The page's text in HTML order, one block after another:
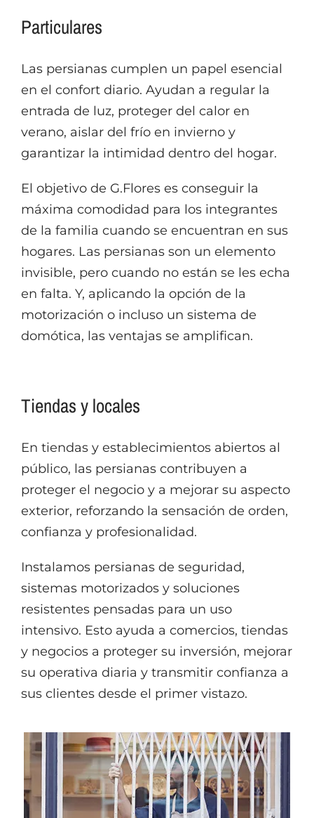
Particulares
Las persianas cumplen un papel esencial
en el confort diario. Ayudan a regular la
entrada de luz, proteger del calor en
verano, aislar del frío en invierno y
garantizar la intimidad dentro del hogar.
El objetivo de G.Flores es conseguir la
máxima comodidad para los integrantes
de la familia cuando se encuentran en sus
hogares. Las persianas son un elemento
invisible, pero cuando no están se les echa
en falta. Y, aplicando la opción de la
motorización o incluso un sistema de
domótica, las ventajas se amplifican.
Tiendas y locales
En tiendas y establecimientos abiertos al
público, las persianas contribuyen a
proteger el negocio y a mejorar su aspecto
exterior, reforzando la sensación de orden,
confianza y profesionalidad.
Instalamos persianas de seguridad,
sistemas motorizados y soluciones
resistentes pensadas para un uso
intensivo. Esto ayuda a comercios, tiendas
y negocios a proteger su inversión, mejorar
su operativa diaria y transmitir confianza a
sus clientes desde el primer vistazo.